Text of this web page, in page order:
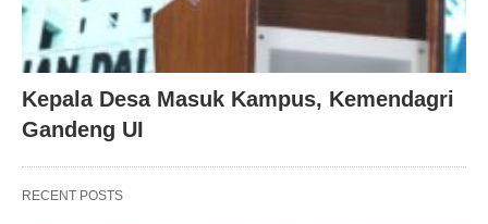
Kepala Desa Masuk Kampus, Kemendagri
Gandeng UI
RECENT POSTS